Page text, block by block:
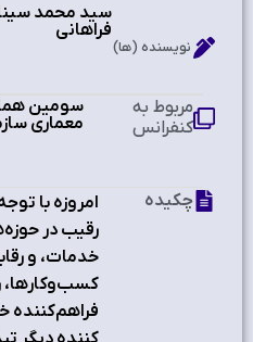
سید محمد سینا
فراهانی
نویسنده (ها)
سومین
معماری
مربوط به
کنفرانس
امروزه با
رقیب در
خدمات، و
کسب‌وکارها،
فراهم‌کننده
چکیده